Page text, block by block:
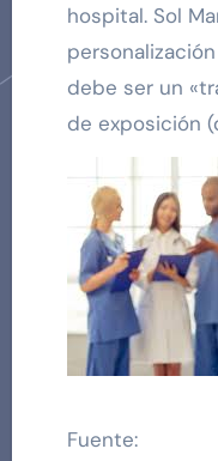
hospital. Sol
debe ser un
de exposición
Fuente: